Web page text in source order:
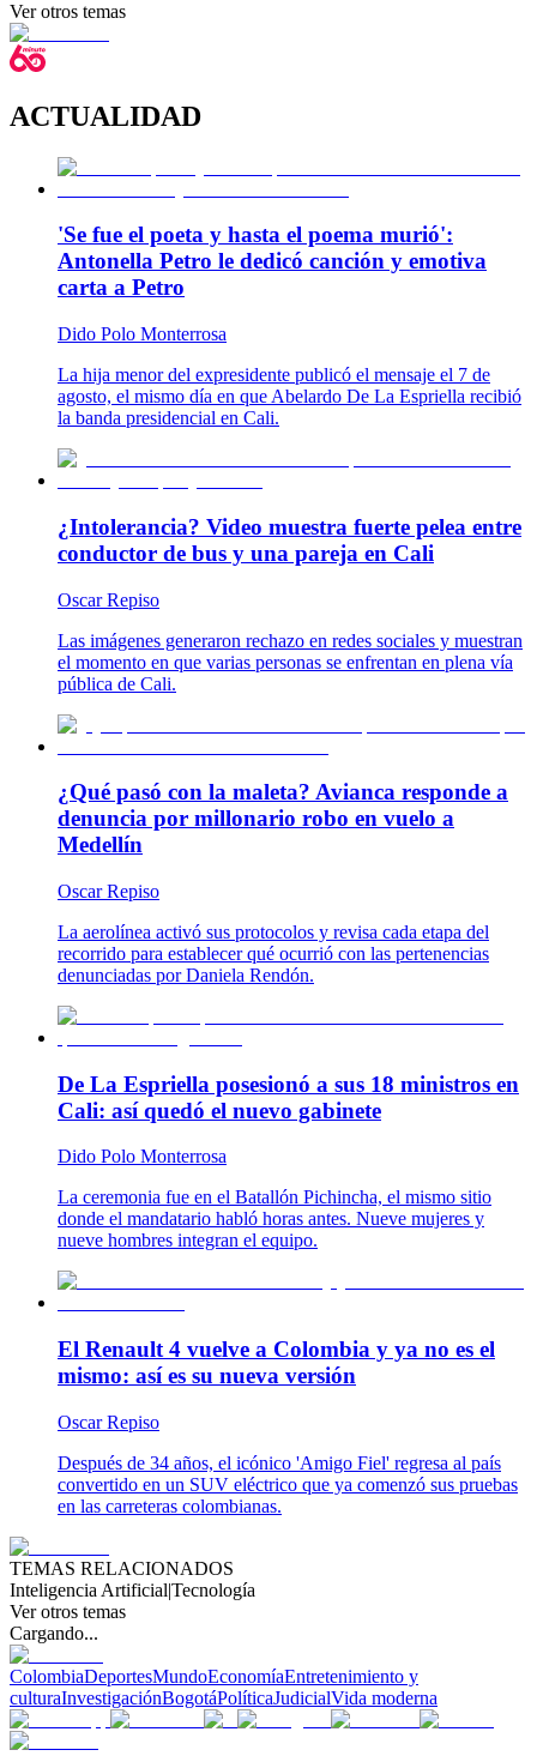
Ver otros temas
ACTUALIDAD
'Se fue el poeta y hasta el poema murió':
Antonella Petro le dedicó canción y emotiva
carta a Petro
Dido Polo Monterrosa
La hija menor del expresidente publicó el mensaje el 7 de
agosto, el mismo día en que Abelardo De La Espriella recibió
la banda presidencial en Cali.
¿Intolerancia? Video muestra fuerte pelea entre
conductor de bus y una pareja en Cali
Oscar Repiso
Las imágenes generaron rechazo en redes sociales y muestran
el momento en que varias personas se enfrentan en plena vía
pública de Cali.
¿Qué pasó con la maleta? Avianca responde a
denuncia por millonario robo en vuelo a
Medellín
Oscar Repiso
La aerolínea activó sus protocolos y revisa cada etapa del
recorrido para establecer qué ocurrió con las pertenencias
denunciadas por Daniela Rendón.
De La Espriella posesionó a sus 18 ministros en
Cali: así quedó el nuevo gabinete
Dido Polo Monterrosa
La ceremonia fue en el Batallón Pichincha, el mismo sitio
donde el mandatario habló horas antes. Nueve mujeres y
nueve hombres integran el equipo.
El Renault 4 vuelve a Colombia y ya no es el
mismo: así es su nueva versión
Oscar Repiso
Después de 34 años, el icónico 'Amigo Fiel' regresa al país
convertido en un SUV eléctrico que ya comenzó sus pruebas
en las carreteras colombianas.
TEMAS RELACIONADOS
Inteligencia Artificial|Tecnología
Ver otros temas
Cargando...
ColombiaDeportesMundoEconomíaEntretenimiento y
culturaInvestigaciónBogotáPolíticaJudicialVida moderna